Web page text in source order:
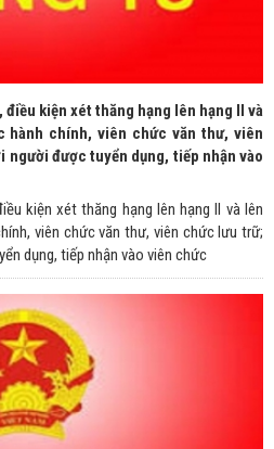
kiện xét thăng hạng lên hạng II và
hành chính, viên chức văn thư, viên
được tuyển dụng, tiếp nhận vào
kiện xét thăng hạng lên hạng II và lên
viên chức văn thư, viên chức lưu trữ;
dụng, tiếp nhận vào viên chức